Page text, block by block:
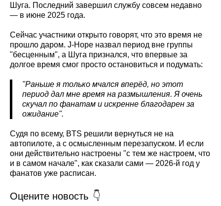
Шуга. Последний завершил службу совсем недавно
— в июне 2025 года.
Сейчас участники открыто говорят, что это время не
прошло даром. J-Hope назвал период вне группы
"бесценным", а Шуга признался, что впервые за
долгое время смог просто остановиться и подумать:
"Раньше я только мчался вперёд, но этот
период дал мне время на размышления. Я очень
скучал по фанатам и искренне благодарен за
ожидание".
Судя по всему, BTS решили вернуться не на
автопилоте, а с осмысленным перезапуском. И если
они действительно настроены "с тем же настроем, что
и в самом начале", как сказали сами — 2026-й год у
фанатов уже расписан.
Оцените новость